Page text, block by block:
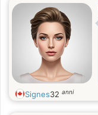
Signes32 anni